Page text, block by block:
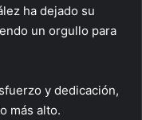
ha dejado su
un orgullo para
y dedicación,
más alto.